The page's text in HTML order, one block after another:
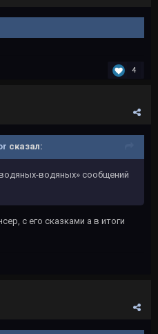
4
сказал:
водяных» сообщений
с его сказками а в итоги